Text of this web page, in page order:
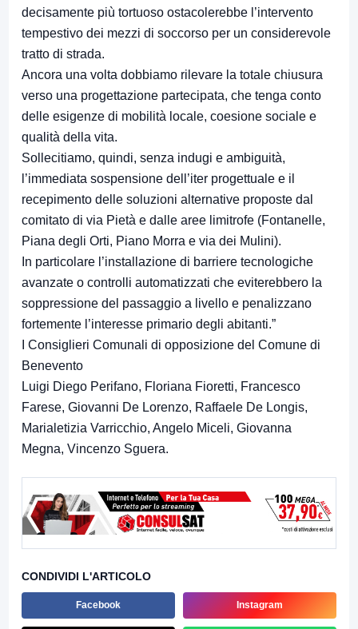
decisamente più tortuoso ostacolerebbe l’intervento
tempestivo dei mezzi di soccorso per un considerevole
tratto di strada.
Ancora una volta dobbiamo rilevare la totale chiusura
verso una progettazione partecipata, che tenga conto
delle esigenze di mobilità locale, coesione sociale e
qualità della vita.
Sollecitiamo, quindi, senza indugi e ambiguità,
l’immediata sospensione dell’iter progettuale e il
recepimento delle soluzioni alternative proposte dal
comitato di via Pietà e dalle aree limitrofe (Fontanelle,
Piana degli Orti, Piano Morra e via dei Mulini).
In particolare l’installazione di barriere tecnologiche
avanzate o controlli automatizzati che eviterebbero la
soppressione del passaggio a livello e penalizzano
fortemente l’interesse primario degli abitanti.”
I Consiglieri Comunali di opposizione del Comune di
Benevento
Luigi Diego Perifano, Floriana Fioretti, Francesco
Farese, Giovanni De Lorenzo, Raffaele De Longis,
Marialetizia Varricchio, Angelo Miceli, Giovanna
Megna, Vincenzo Sguera.
CONDIVIDI L'ARTICOLO
Facebook Instagram